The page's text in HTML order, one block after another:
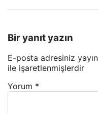
Bir yanıt yazın
E-posta adresiniz
ile işaretlenmişlerdir
Yorum *